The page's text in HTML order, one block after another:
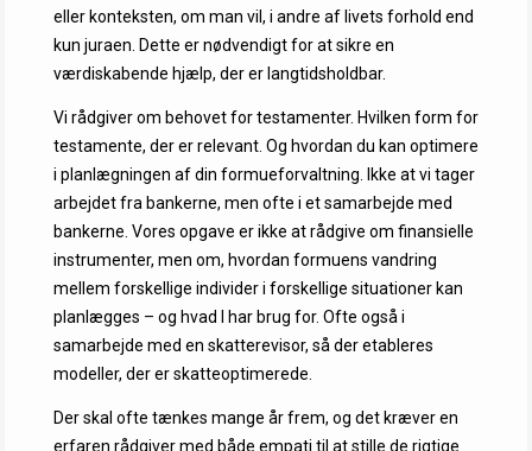
eller konteksten, om man vil, i andre af livets forhold end
kun juraen. Dette er nødvendigt for at sikre en
værdiskabende hjælp, der er langtidsholdbar.
Vi rådgiver om behovet for testamenter. Hvilken form for
testamente, der er relevant. Og hvordan du kan optimere
i planlægningen af din formueforvaltning. Ikke at vi tager
arbejdet fra bankerne, men ofte i et samarbejde med
bankerne. Vores opgave er ikke at rådgive om finansielle
instrumenter, men om, hvordan formuens vandring
mellem forskellige individer i forskellige situationer kan
planlægges – og hvad I har brug for. Ofte også i
samarbejde med en skatterevisor, så der etableres
modeller, der er skatteoptimerede.
Der skal ofte tænkes mange år frem, og det kræver en
erfaren rådgiver med både empati til at stille de rigtige